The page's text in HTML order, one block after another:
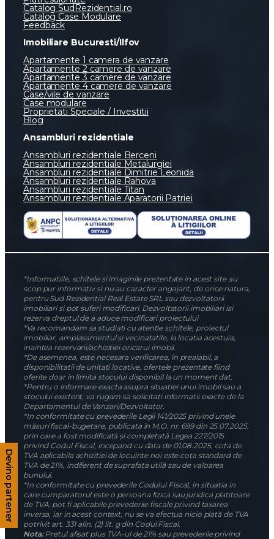
Drumul Jilavei 72, Sector 4, Bucuresti
The Social Hub
Soseaua Oltenitei 15-15 A, intrare Popesti-
Leordeni, Ilfov
Strada Pucheni, nr. 157, Sector 5, Bucuresti
Campanii si servicii speciale
Povestea SudRezidential
Castiga bani alaturi de noi
Campania Onoare si Respect
Campania “Candva acasa”
Plati esalonate
Catalog SudRezidential.ro
Catalog Case Modulare
Feedback
Imobiliare Bucuresti/Ilfov
Apartamente 1 camera de vanzare
Apartamente 2 camere de vanzare
Apartamente 3 camere de vanzare
Apartamente 4 camere de vanzare
Case/vile de vanzare
Case modulare
Blog
Ansambluri rezidentiale Berceni
Ansambluri rezidentiale Metalurgiei
Ansambluri rezidentiale Dimitrie Leonida
Ansambluri rezidentiale Rahova
Ansambluri rezidentiale Titan
Ansambluri rezidentiale Aparatorii Patriei
*Informatiile, schitele si imaginile prezentate in acest site au
scop pur informativ si nu au caracter angajant, de orice natura,
pentru Sud Rezidential Real Estate SRL sau dezvoltatorii
imobiliari si pot suferi modificari. Dezvoltatorii imobiliari isi
rezerva dreptul de a aduce modificari proiectului
*Va recomandam sa studiati cu atentie schitele, proiectul
imobiliar, amplasamentul si vecinatatile, la locatia acestuia,
inaintea rezervarii/achizitiei oricarui imobil.
*De asemenea, este necesara verificarea, în prealabil, a
disponibilitatii de unitati locative, ofertele prezentate fiind
oferite doar in limita stocului disponibil la un moment dat.
*Pentru o informare exacta asupra situatiei unui imobil sau a
stocului existent, va rugam sa solicitati informatii exacte de la
Devino partener